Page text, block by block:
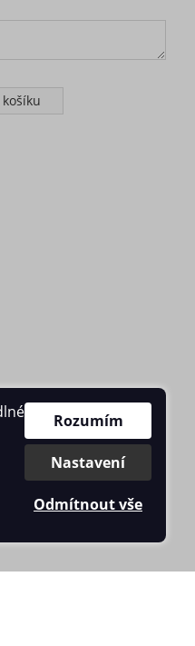
Rozumím
Nastavení
Odmítnout vše